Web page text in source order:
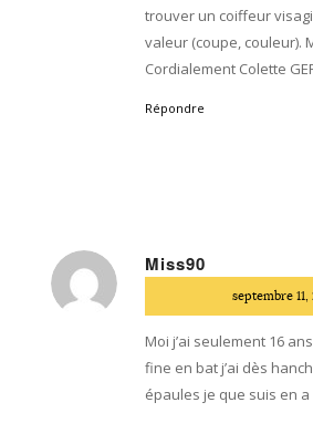
trouver un coiffeur
valeur (coupe, couleur).
Cordialement Colette
Répondre
Miss90
:
septembre 11,
Moi j’ai seulement 16
fine en bat j’ai dès
épaules je que suis en a